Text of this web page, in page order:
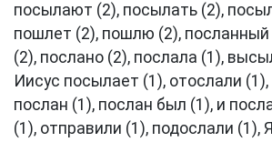
посылают (2), посылать (2),
пошлет (2), пошлю (2), посланный
(2), послано (2), послала (1),
Иисус посылает (1), отослали
послан (1), послан был (1), и
(1), отправили (1), подослали (1),